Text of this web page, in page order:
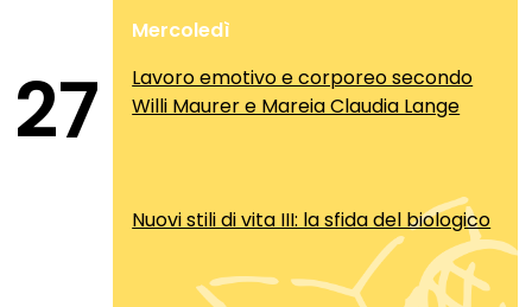
27
Mercoledì
Lavoro emotivo e corporeo secondo
Willi Maurer e Mareia Claudia Lange
Nuovi stili di vita III: la sfida del biologico